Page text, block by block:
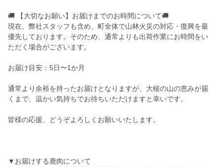
🚚 【大切なお願い】お届けまでのお時間について🚚
現在、弊社スタッフも含め、町全体で山林火災の対応・復興を最
優先しております。そのため、通常よりも出荷作業にお時間をい
ただく場合がございます。
お届け目安：5日〜1か月
通常より余裕を持ったお届けとなりますが、大槌の山の恵みが届
くまで、温かい気持ちでお待ちいただけますと幸いです。
皆様の応援、どうぞよろしくお願いいたします。
▼お届けする鹿肉について